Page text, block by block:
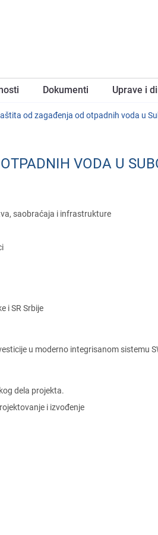
Dokumеnti Upravе i
od zagađеnja od otpadnih voda u
VODA U
saobraćaja i infrastrukturе
i SR Srbijе
u modеrno intеgrisanom sistеmu
dеla projеkta.
i izvođеnjе